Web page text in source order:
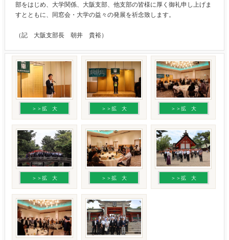
部をはじめ、大学関係、大阪支部、他支部の皆様に厚く御礼申し上げま
すとともに、同窓会・大学の益々の発展を祈念致します。
（記 大阪支部長 朝井 貴裕）
＞＞拡 大 ＞＞拡 大 ＞＞拡 大
＞＞拡 大 ＞＞拡 大 ＞＞拡 大